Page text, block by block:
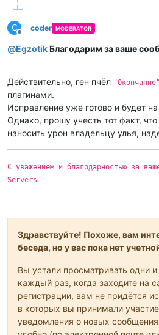
C
Не в сети
coder MODERATOR
@EgzotikБлагодарим за ваше
Действительно, ген пчёл "Окончание"
плагинами.
Исправление уже готово и будет
Однако, прошу учесть тот факт,
наносить урон владельцу улья,
C уважением и благодарностью за
Servers
Здравствуйте! Похоже, вам
беседа, но у вас пока нет
Вы устали просматривать одни
каждый раз, когда заходите на
регистрации, вам не придётся
в которых вы принимали
уведомления о новых